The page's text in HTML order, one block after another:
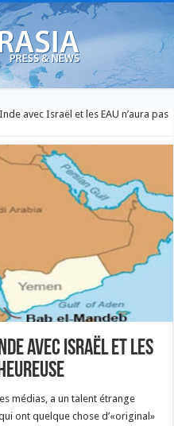
avec Israël et les EAU n’aura pas
avec Israël et les
médias, a un talent étrange
ont quelque chose d’«original»